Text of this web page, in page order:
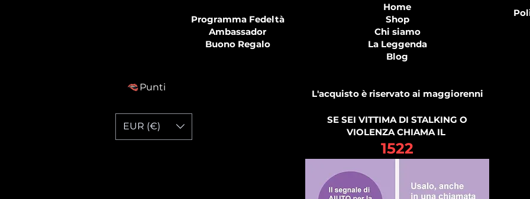
Programma Fedeltà
Ambassador
Buono Regalo
Punti
EUR (€)
Home
Shop
Chi siamo
La Leggenda
Blog
L'acquisto è riservato ai maggiorenni
SE SEI VITTIMA DI STALKING O
VIOLENZA CHIAMA IL
1522